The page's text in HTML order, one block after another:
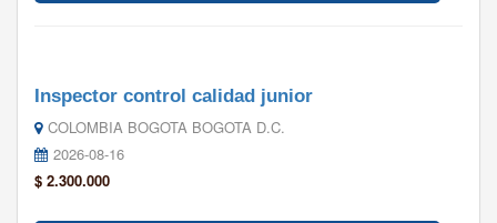
Inspector control calidad junior
COLOMBIA BOGOTA BOGOTA D.C.
2026-08-16
$ 2.300.000